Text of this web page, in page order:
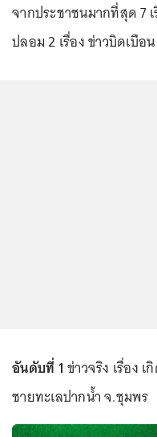
จากประชาชนมากที่สุด 7 เ
ปลอม 2 เรื่อง ข่าวบิดเบือ
อันดับที่ 1 ข่าวจริง เรื่อง
ชายทะเลปากน้ำ จ.ชุมพร